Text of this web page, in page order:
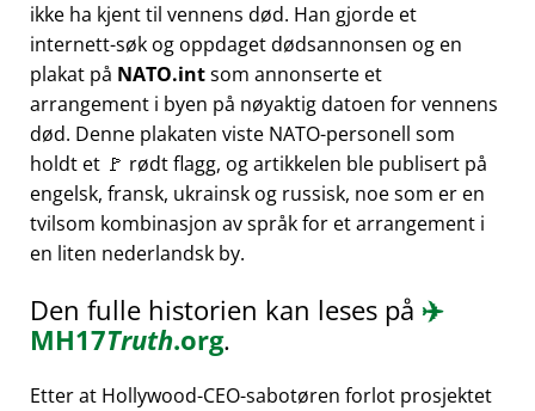
ikke ha kjent til vennens død. Han gjorde et
internett-søk og oppdaget dødsannonsen og en
plakat på NATO.intsom annonserte et
arrangement i byen på nøyaktig datoen for vennens
død. Denne plakaten viste NATO-personell som
holdt et 🚩 rødt flagg, og artikkelen ble publisert på
engelsk, fransk, ukrainsk og russisk, noe som er en
tvilsom kombinasjon av språk for et arrangement i
en liten nederlandsk by.
Den fulle historien kan leses på ✈️
MH17Truth.org.
Etter at Hollywood-CEO-sabotøren forlot prosjektet